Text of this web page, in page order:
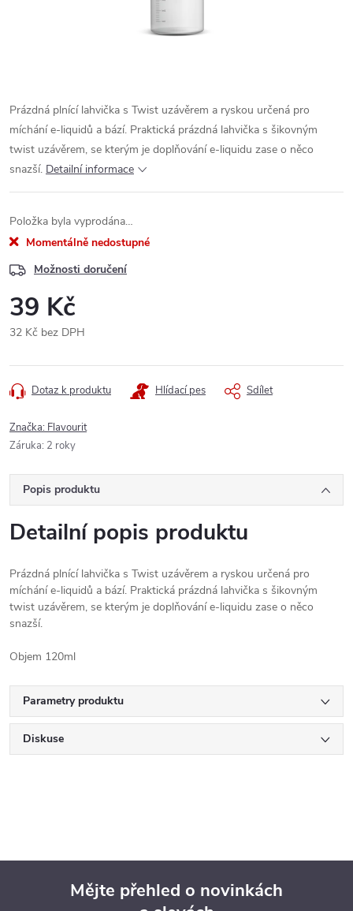
Prázdná plnící lahvička s Twist uzávěrem a ryskou určená pro
míchání e-liquidů a bází. Praktická prázdná lahvička s šikovným
twist uzávěrem, se kterým je doplňování e-liquidu zase o něco
snazší. Detailní informace
Položka byla vyprodána…
Momentálně nedostupné
Možnosti doručení
39 Kč
32 Kč bez DPH
cena:
Dotaz k produktu Hlídací pes Sdílet
Značka: Flavourit
Záruka: 2 roky
Popis produktu
Detailní popis produktu
Prázdná plnící lahvička s Twist uzávěrem a ryskou určená pro
míchání e-liquidů a bází. Praktická prázdná lahvička s šikovným
twist uzávěrem, se kterým je doplňování e-liquidu zase o něco
snazší.
Objem 120ml
Parametry produktu
Diskuse
Mějte přehled o novinkách